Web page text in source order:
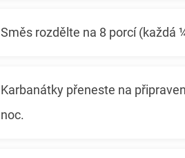
Směs rozdělte na 8 porcí (každá
Karbanátky přeneste na
noc.